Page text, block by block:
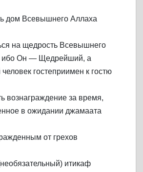
дом Всевышнего Аллаха
на щедрость Всевышнего
ибо Он — Щедрейший, а
гостеприимен к гостю
вознаграждение за время,
в ожидании джамаата
от грехов
итикаф